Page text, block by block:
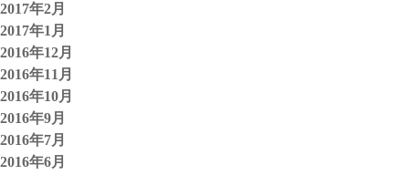
2017年2月
2017年1月
2016年12月
2016年11月
2016年10月
2016年9月
2016年7月
2016年6月